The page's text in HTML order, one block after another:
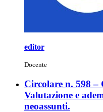
editor
Docente
Circolare n. 598 –
Valutazione e
neoassunti.